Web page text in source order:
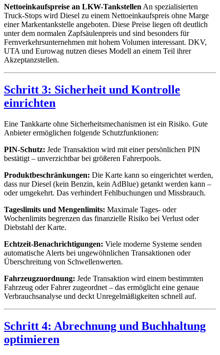
Nettoeinkaufspreise an LKW-Tankstellen An spezialisierten
Truck-Stops wird Diesel zu einem Nettoeinkaufspreis ohne Marge
einer Markentankstelle angeboten. Diese Preise liegen oft deutlich
unter dem normalen Zapfsäulenpreis und sind besonders für
Fernverkehrsunternehmen mit hohem Volumen interessant. DKV,
UTA und Eurowag nutzen dieses Modell an einem Teil ihrer
Akzeptanzstellen.
Schritt 3: Sicherheit und Kontrolle
einrichten
Eine Tankkarte ohne Sicherheitsmechanismen ist ein Risiko. Gute
Anbieter ermöglichen folgende Schutzfunktionen:
PIN-Schutz: Jede Transaktion wird mit einer persönlichen PIN
bestätigt – unverzichtbar bei größeren Fahrerpools.
Produktbeschränkungen: Die Karte kann so eingerichtet werden,
dass nur Diesel (kein Benzin, kein AdBlue) getankt werden kann –
oder umgekehrt. Das verhindert Fehlbuchungen und Missbrauch.
Tageslimits und Mengenlimits: Maximale Tages- oder
Wochenlimits begrenzen das finanzielle Risiko bei Verlust oder
Diebstahl der Karte.
Echtzeit-Benachrichtigungen: Viele moderne Systeme senden
automatische Alerts bei ungewöhnlichen Transaktionen oder
Überschreitung von Schwellenwerten.
Fahrzeugzuordnung: Jede Transaktion wird einem bestimmten
Fahrzeug oder Fahrer zugeordnet – das ermöglicht eine genaue
Verbrauchsanalyse und deckt Unregelmäßigkeiten schnell auf.
Schritt 4: Abrechnung und Buchhaltung
optimieren